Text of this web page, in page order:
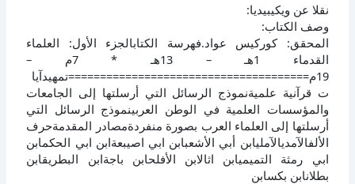
نقلا عن ويكيبيديا:
وصف الكتاب:
المحقق: كوركيس عواد.فهرسة الكتابالجزء الأول: العلماء
القدماء 1هـ – 13هـ * 7م –
19م======================================تمهيدآيا
ت قرآنية علميةنموذج الرسائل التي أرسلتها إلى الجامعات
والمؤسسات العلمية في الوطن العربينموذج الرسائل التي
أرسلتها إلى العلماء العرب بصورة منفردةمصادر المقدمةحرف
الألفالآمديالآمليابن أبي الأشعبابن ابي اصيبعةابن ابي الحكمابن
ابي رمثة التميميابن اثالابن الأفلحابن باجةابن البطريقابن
بطلانابن بكسابن